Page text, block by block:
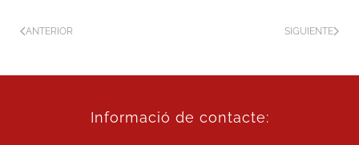
ANTERIOR SIGUIENTE
Informació de contacte: